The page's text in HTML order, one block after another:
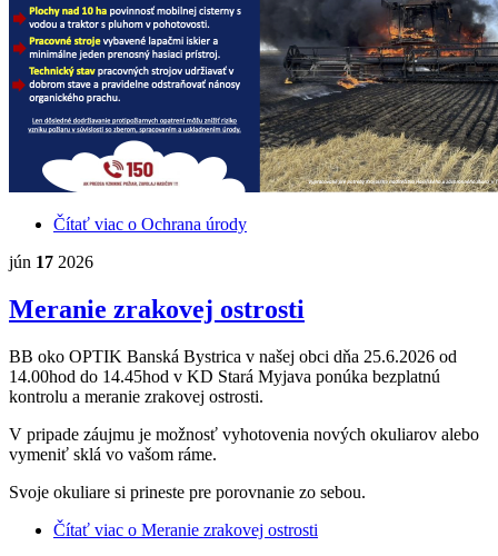
Čítať viac o Ochrana úrody
jún 17 2026
Meranie zrakovej ostrosti
BB oko OPTIK Banská Bystrica v našej obci dňa 25.6.2026 od
14.00hod do 14.45hod v KD Stará Myjava ponúka bezplatnú
kontrolu a meranie zrakovej ostrosti.
V pripade záujmu je možnosť vyhotovenia nových okuliarov alebo
vymeniť sklá vo vašom ráme.
Svoje okuliare si prineste pre porovnanie zo sebou.
Čítať viac o Meranie zrakovej ostrosti